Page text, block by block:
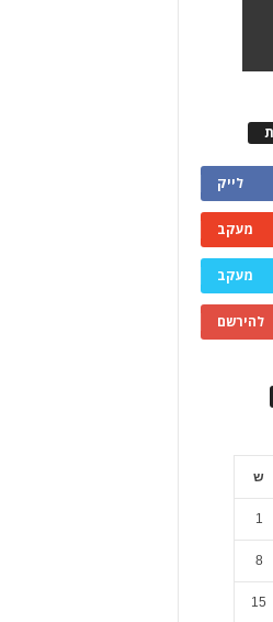
לייק
מעקב
מעקב
להירשם
ש
1
8
15